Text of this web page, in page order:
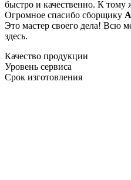
быстро и качественно. К тому
Огромное спасибо сборщику
Это мастер своего дела! Всю
здесь.
Качество продукции
Уровень сервиса
Срок изготовления